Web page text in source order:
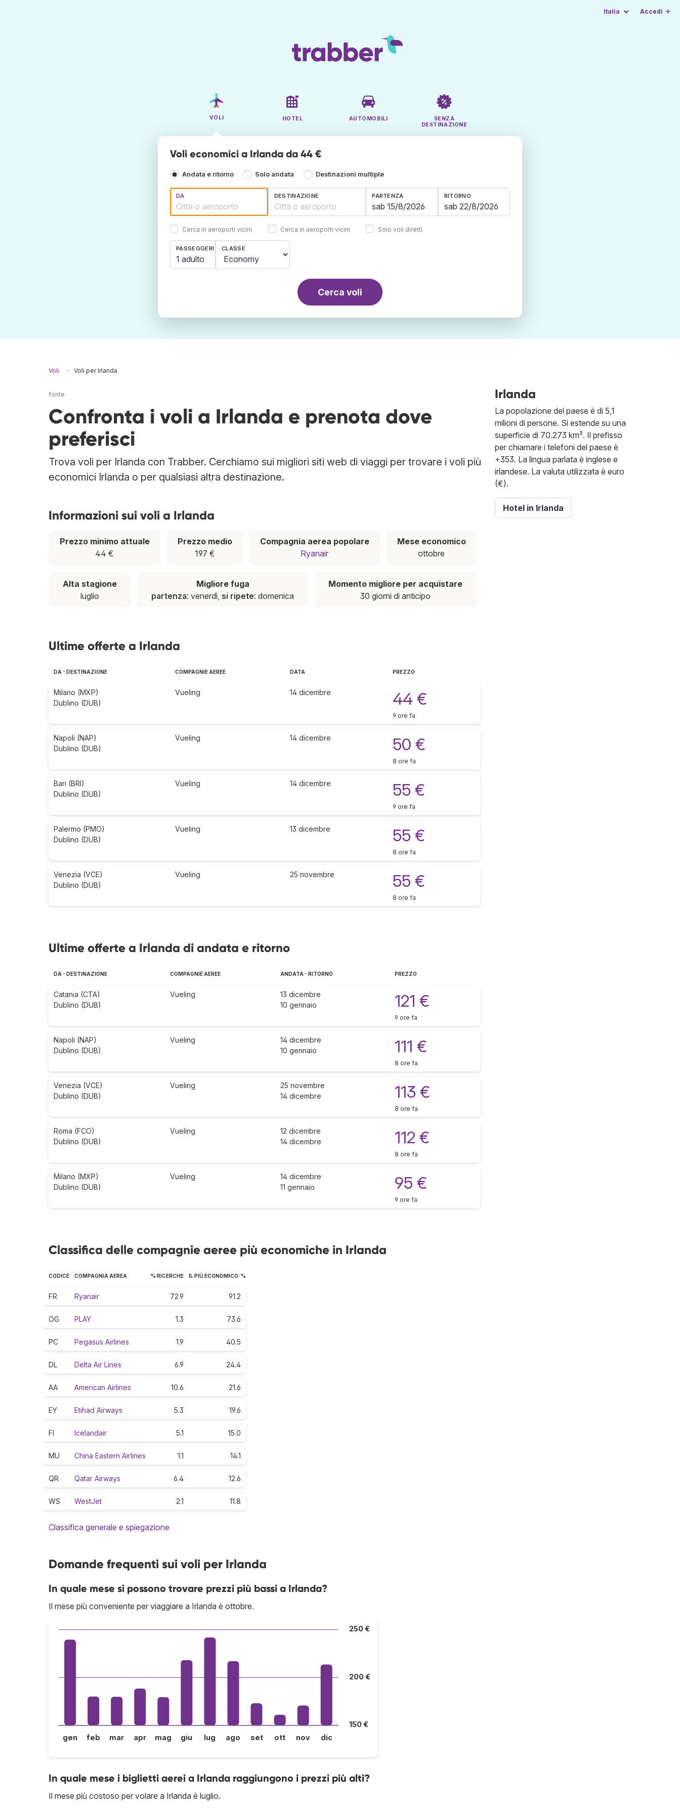
Italia Accedi →
VOLI HOTEL AUTOMOBILI
SENZA
DESTINAZIONE
Voli economici a Irlanda da 44 €
Andata e ritorno Solo andata Destinazioni multiple
DA
Cerca in aeroporti vicini
DESTINAZIONE
Cerca in aeroporti vicini
PARTENZA RITORNO
Solo voli diretti
PASSEGGERI
1 adulto
CLASSE
Cerca voli
Voli Voli per Irlanda
fonte
Confronta i voli a Irlanda e prenota dove
preferisci
Trova voli per Irlanda con Trabber. Cerchiamo sui migliori siti web di viaggi per trovare i voli più
economici Irlanda o per qualsiasi altra destinazione.
Informazioni sui voli a Irlanda
Prezzo minimo attuale
44 €
Prezzo medio
197 €
Compagnia aerea popolare
Ryanair
Mese economico
ottobre
Alta stagione
luglio
Migliore fuga
partenza: venerdì, si ripete: domenica
Momento migliore per acquistare
30 giorni di anticipo
Ultime offerte a Irlanda
DA - DESTINAZIONE COMPAGNIE AEREE DATA PREZZO
Milano (MXP)
Dublino (DUB)
Vueling 14 dicembre 44 €
9 ore fa
Napoli (NAP)
Dublino (DUB)
Vueling 14 dicembre 50 €
8 ore fa
Bari (BRI)
Dublino (DUB)
Vueling 14 dicembre 55 €
9 ore fa
Palermo (PMO)
Dublino (DUB)
Vueling 13 dicembre 55 €
8 ore fa
Venezia (VCE)
Dublino (DUB)
Vueling 25 novembre 55 €
8 ore fa
Ultime offerte a Irlanda di andata e ritorno
DA - DESTINAZIONE COMPAGNIE AEREE ANDATA - RITORNO PREZZO
Catania (CTA)
Dublino (DUB)
Vueling
13 dicembre
10 gennaio
121 €
9 ore fa
Napoli (NAP)
Dublino (DUB)
Vueling
14 dicembre
10 gennaio
111 €
8 ore fa
Venezia (VCE)
Dublino (DUB)
Vueling
25 novembre
14 dicembre
113 €
8 ore fa
Roma (FCO)
Dublino (DUB)
Vueling
12 dicembre
14 dicembre
112 €
8 ore fa
Milano (MXP)
Dublino (DUB)
Vueling
14 dicembre
11 gennaio
95 €
9 ore fa
Classifica delle compagnie aeree più economiche in Irlanda
CODICE COMPAGNIA AEREA % RICERCHE IL PIÙ ECONOMICO: %
FR Ryanair 72.9 91.2
OG PLAY 1.3 73.6
PC Pegasus Airlines 1.9 40.5
DL Delta Air Lines 6.9 24.4
AA American Airlines 10.6 21.6
EY Etihad Airways 5.3 19.6
FI Icelandair 5.1 15.0
MU China Eastern Airlines 1.1 14.1
QR Qatar Airways 6.4 12.6
WS WestJet 2.1 11.8
Classifica generale e spiegazione
Domande frequenti sui voli per Irlanda
In quale mese si possono trovare prezzi più bassi a Irlanda?
Il mese più conveniente per viaggiare a Irlanda è ottobre.
150 €
200 €
250 €
gen feb mar apr mag giu lug ago set ott nov dic
In quale mese i biglietti aerei a Irlanda raggiungono i prezzi più alti?
Il mese più costoso per volare a Irlanda è luglio.
Irlanda
La popolazione del paese è di 5,1
milioni di persone. Si estende su una
superficie di 70.273 km². Il prefisso
per chiamare i telefoni del paese è
+353. La lingua parlata è inglese e
irlandese. La valuta utilizzata è euro
(€).
Hotel in Irlanda